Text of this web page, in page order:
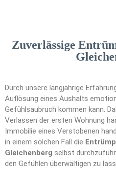
Zuverlässige
Durch unsere langjährige
Auflösung eines Aushalts
Gefühlsaubruch kommen kann.
Verlassen der ersten Wohnung
Immobilie eines Verstobenen
in einem solchen Fall die
Gleichenberg selbst
den Gefühlen überwältigen zu